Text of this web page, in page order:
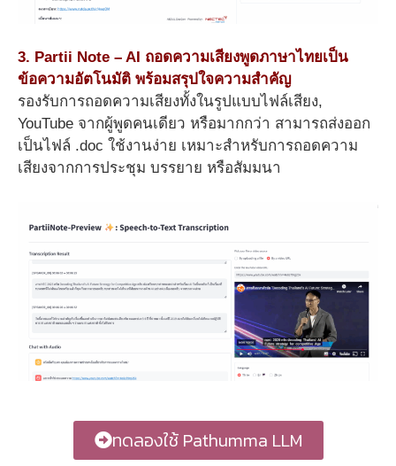
3. Partii Note – AI ถอดความเสียงพูดภาษาไทยเป็น
ข้อความอัตโนมัติ พร้อมสรุปใจความสำคัญ
รองรับการถอดความเสียงทั้งในรูปแบบไฟล์เสียง,
YouTube จากผู้พูดคนเดียว หรือมากกว่า สามารถส่งออก
เป็นไฟล์ .doc ใช้งานง่าย เหมาะสำหรับการถอดความ
เสียงจากการประชุม บรรยาย หรือสัมมนา
ทดลองใช้ Pathumma LLM